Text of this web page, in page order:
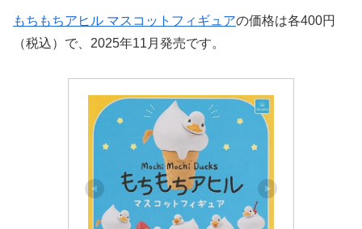
もちもちアヒル マスコットフィギュアの価格は各400円
（税込）で、2025年11月発売です。